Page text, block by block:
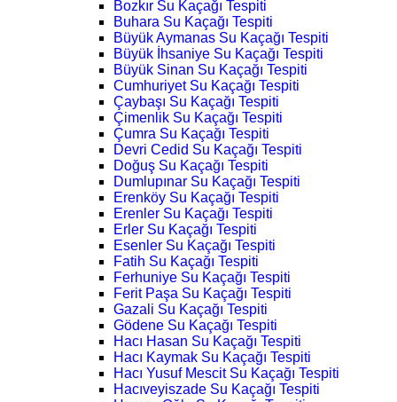
Bozkır Su Kaçağı Tespiti
Buhara Su Kaçağı Tespiti
Büyük Aymanas Su Kaçağı Tespiti
Büyük İhsaniye Su Kaçağı Tespiti
Büyük Sinan Su Kaçağı Tespiti
Cumhuriyet Su Kaçağı Tespiti
Çaybaşı Su Kaçağı Tespiti
Çimenlik Su Kaçağı Tespiti
Çumra Su Kaçağı Tespiti
Devri Cedid Su Kaçağı Tespiti
Doğuş Su Kaçağı Tespiti
Dumlupınar Su Kaçağı Tespiti
Erenköy Su Kaçağı Tespiti
Erenler Su Kaçağı Tespiti
Erler Su Kaçağı Tespiti
Esenler Su Kaçağı Tespiti
Fatih Su Kaçağı Tespiti
Ferhuniye Su Kaçağı Tespiti
Ferit Paşa Su Kaçağı Tespiti
Gazali Su Kaçağı Tespiti
Gödene Su Kaçağı Tespiti
Hacı Hasan Su Kaçağı Tespiti
Hacı Kaymak Su Kaçağı Tespiti
Hacı Yusuf Mescit Su Kaçağı Tespiti
Hacıveyiszade Su Kaçağı Tespiti